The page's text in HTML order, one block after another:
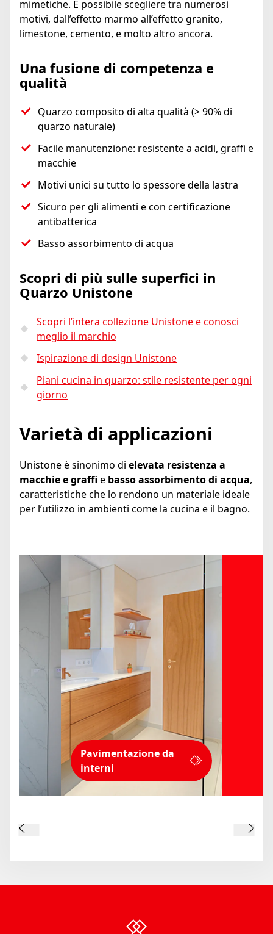
mimetiche. È possibile scegliere tra numerosi
motivi, dall’effetto marmo all’effetto granito,
limestone, cemento, e molto altro ancora.
Una fusione di competenza e
qualità
Quarzo composito di alta qualità (> 90% di
quarzo naturale)
Facile manutenzione: resistente a acidi, graffi e
macchie
Motivi unici su tutto lo spessore della lastra
Sicuro per gli alimenti e con certificazione
antibatterica
Basso assorbimento di acqua
Scopri di più sulle superfici in
Quarzo Unistone
Scopri l’intera collezione Unistone e conosci
meglio il marchio
Ispirazione di design Unistone
Piani cucina in quarzo: stile resistente per ogni
giorno
Varietà di applicazioni
Unistone è sinonimo di elevata resistenza a
macchie e graffi e basso assorbimento di acqua,
caratteristiche che lo rendono un materiale ideale
per l’utilizzo in ambienti come la cucina e il bagno.
Pavimentazione da
interni